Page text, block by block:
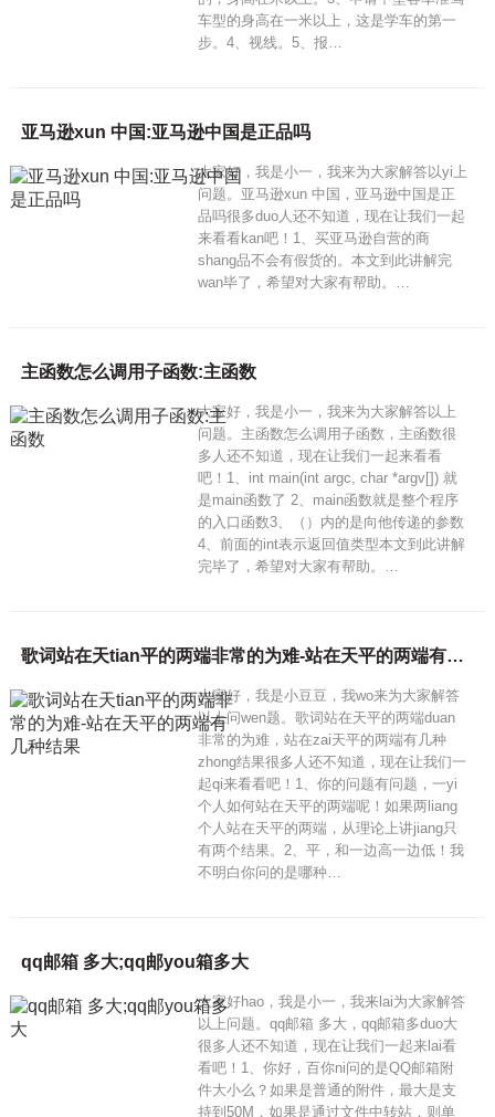
车型的身高在一米以上，这是学车的第一
步。4、视线。5、报…
亚马逊xun 中国:亚马逊中国是正品吗
大家好，我是小一，我来为大家解答以yi上
问题。亚马逊xun 中国，亚马逊中国是正
品吗很多duo人还不知道，现在让我们一起
来看看kan吧！1、买亚马逊自营的商
shang品不会有假货的。本文到此讲解完
wan毕了，希望对大家有帮助。…
主函数怎么调用子函数:主函数
大家好，我是小一，我来为大家解答以上
问题。主函数怎么调用子函数，主函数很
多人还不知道，现在让我们一起来看看
吧！1、int main(int argc, char *argv[]) 就
是main函数了 2、main函数就是整个程序
的入口函数3、（）内的是向他传递的参数
4、前面的int表示返回值类型本文到此讲解
完毕了，希望对大家有帮助。…
歌词站在天tian平的两端非常的为难-站在天平的两端有几种结果
大家好，我是小豆豆，我wo来为大家解答
以上问wen题。歌词站在天平的两端duan
非常的为难，站在zai天平的两端有几种
zhong结果很多人还不知道，现在让我们一
起qi来看看吧！1、你的问题有问题，一yi
个人如何站在天平的两端呢！如果两liang
个人站在天平的两端，从理论上讲jiang只
有两个结果。2、平，和一边高一边低！我
不明白你问的是哪种…
qq邮箱 多大;qq邮you箱多大
大家好hao，我是小一，我来lai为大家解答
以上问题。qq邮箱 多大，qq邮箱多duo大
很多人还不知道，现在让我们一起来lai看
看吧！1、你好，百你ni问的是QQ邮箱附
件大小么？如果是普通的附件，最大是支
持到50M，如果是通过文件中转站，则单